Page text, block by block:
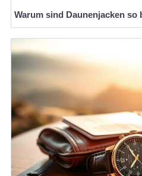
Warum sind Daunenjacken so